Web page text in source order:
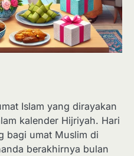
Islam yang dirayakan
kalender Hijriyah. Hari
bagi umat Muslim di
berakhirnya bulan